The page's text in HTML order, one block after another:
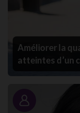
Améliorer la
atteintes d’un
Portrait